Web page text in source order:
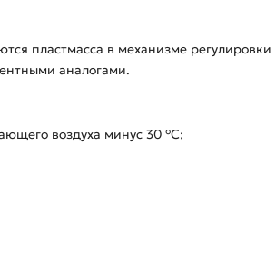
пластмасса в механизме регулировки
аналогами.
воздуха минус 30 °С;